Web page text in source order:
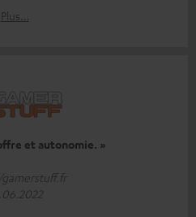
Plus…
et autonomie. »